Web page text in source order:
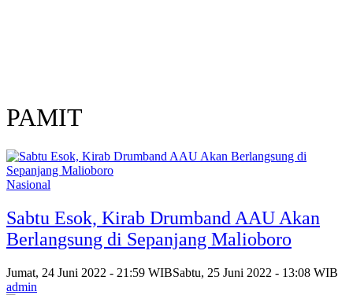
PAMIT
Nasional
Sabtu Esok, Kirab Drumband AAU Akan
Berlangsung di Sepanjang Malioboro
Jumat, 24 Juni 2022 - 21:59 WIBSabtu, 25 Juni 2022 - 13:08 WIB
admin